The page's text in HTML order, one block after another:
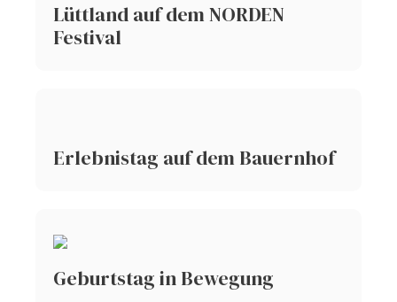
Lüttland auf dem NORDEN
Festival
Erlebnistag auf dem Bauernhof
Geburtstag in Bewegung